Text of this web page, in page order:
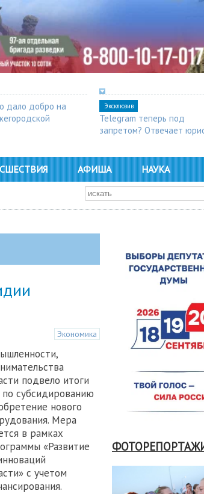
дало добро на
Эксклюзив
Telegram теперь под
запретом? Отвечает
АФИША НАУКА
Экономика
подвело итоги
субсидированию
нового
Мера
в рамках
«Развитие
с учетом